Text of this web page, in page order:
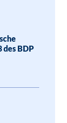
des BDP